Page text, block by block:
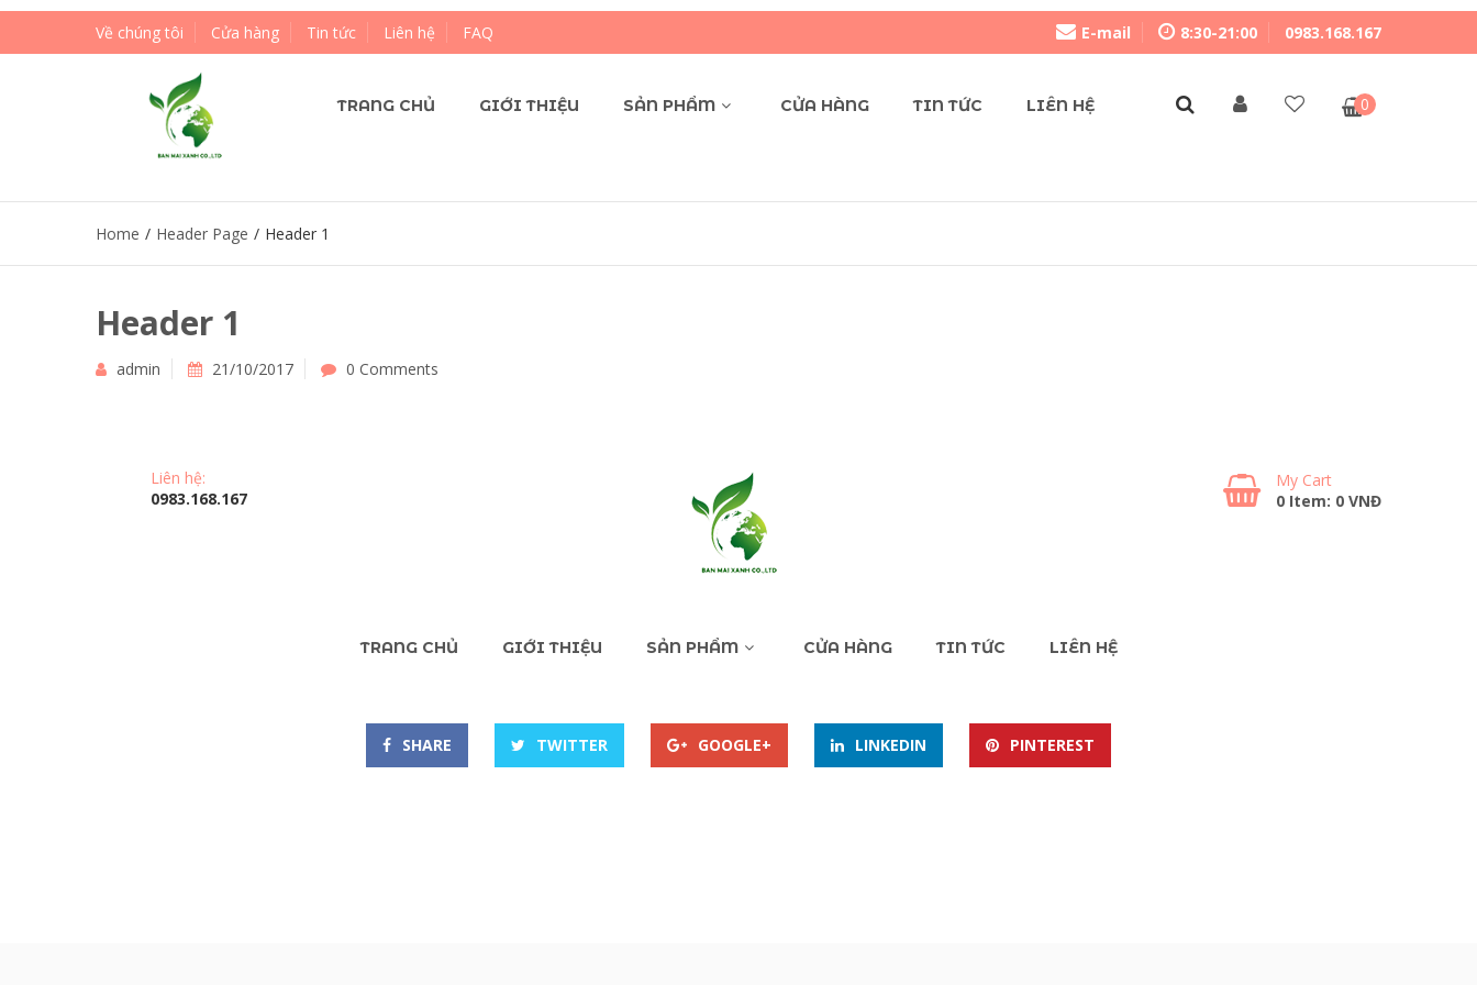
Về chúng tôi Cửa hàng Tin tức Liên hệ FAQ E-mail 8:30-21:00 0983.168.167
TRANG CHỦ GIỚI THIỆU SẢN PHẨM CỬA HÀNG TIN TỨC LIÊN HỆ 0
Home / Header Page / Header 1
Header 1
admin 21/10/2017 0 Comments
Liên hệ:
0983.168.167
My Cart
0 Item: 0 VNĐ
TRANG CHỦ GIỚI THIỆU SẢN PHẨM CỬA HÀNG TIN TỨC LIÊN HỆ
SHARE TWITTER GOOGLE+ LINKEDIN PINTEREST